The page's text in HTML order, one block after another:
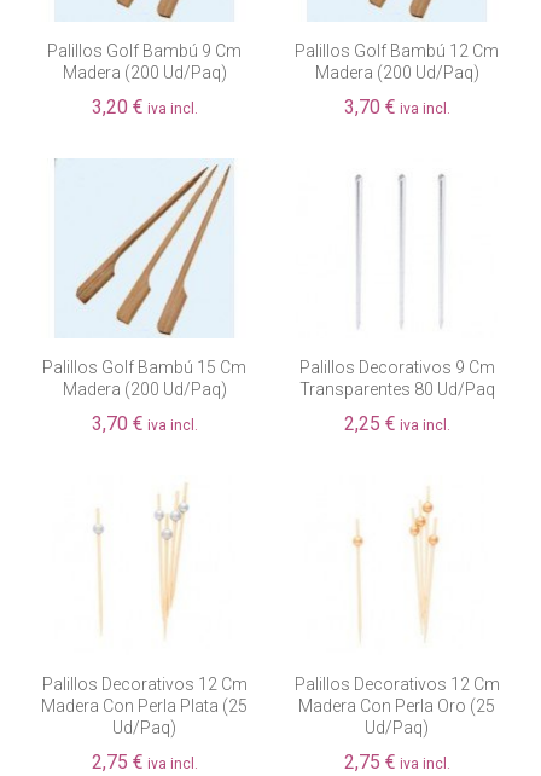
Palillos Golf Bambú 9 Cm
Madera (200 Ud/paq)
3,20 € iva incl.
Palillos Golf Bambú 12 Cm
Madera (200 Ud/paq)
3,70 € iva incl.
Palillos Golf Bambú 15 Cm
Madera (200 Ud/paq)
3,70 € iva incl.
Palillos Decorativos 9 Cm
Transparentes 80 Ud/paq
2,25 € iva incl.
Palillos Decorativos 12 Cm
Madera Con Perla Plata (25
Ud/paq)
2,75 € iva incl.
Palillos Decorativos 12 Cm
Madera Con Perla Oro (25
Ud/paq)
2,75 € iva incl.